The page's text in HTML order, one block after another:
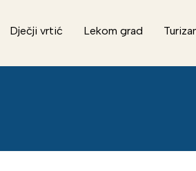
Dječji vrtić Lekom grad